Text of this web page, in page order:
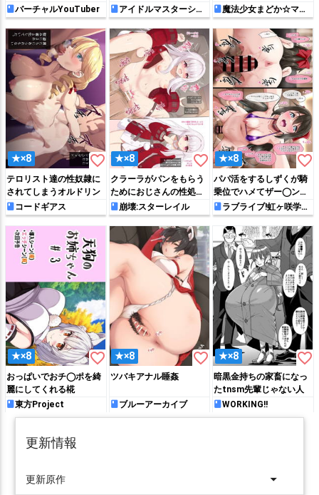
バーチャルYouTuber
アイドルマスターシン
デレラガールズ
魔法少女まどか☆マギ
カ
★×8 favorite_border
テロリスト達の性奴隷に
されてしまうオルドリン
コードギアス
★×8 favorite_border
クラーラがパンをもらう
ためにおじさんの性処理
のお手伝いをすることに
なって…♡
崩壊:スターレイル
★×8 favorite_border
パパ活をするしずくが騎
乗位でハメてザー◯ンを
搾り取っちゃう♡
ラブライブ!虹ヶ咲学園
スクールアイドル同好会
★×8 favorite_border
おっぱいでおチ◯ポを綺
麗にしてくれる椛
東方Project
★×8 favorite_border
ツバキアナル睡姦
ブルーアーカイブ
★×8 favorite_border
暗黒金持ちの家畜になっ
たtnsm先輩じゃない人
WORKING!!
更新情報
更新原作 arrow_drop_down